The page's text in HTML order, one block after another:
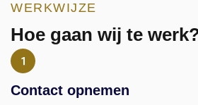
WERKWIJZE
Hoe gaan wij te
Contact opnemen